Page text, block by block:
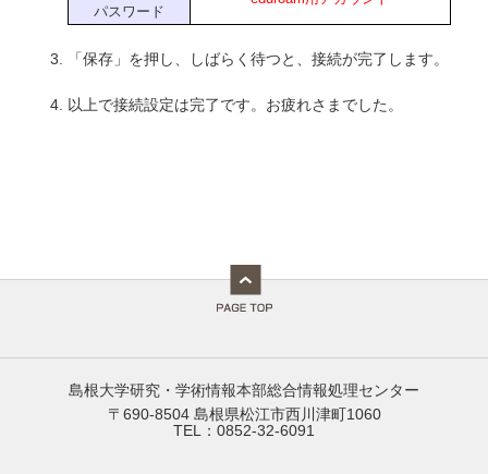
パスワード
「保存」を押し、しばらく待つと、接続が完了します。
以上で接続設定は完了です。お疲れさまでした。
島根大学研究・学術情報本部総合情報処理センター
〒690-8504 島根県松江市西川津町1060
TEL：0852-32-6091